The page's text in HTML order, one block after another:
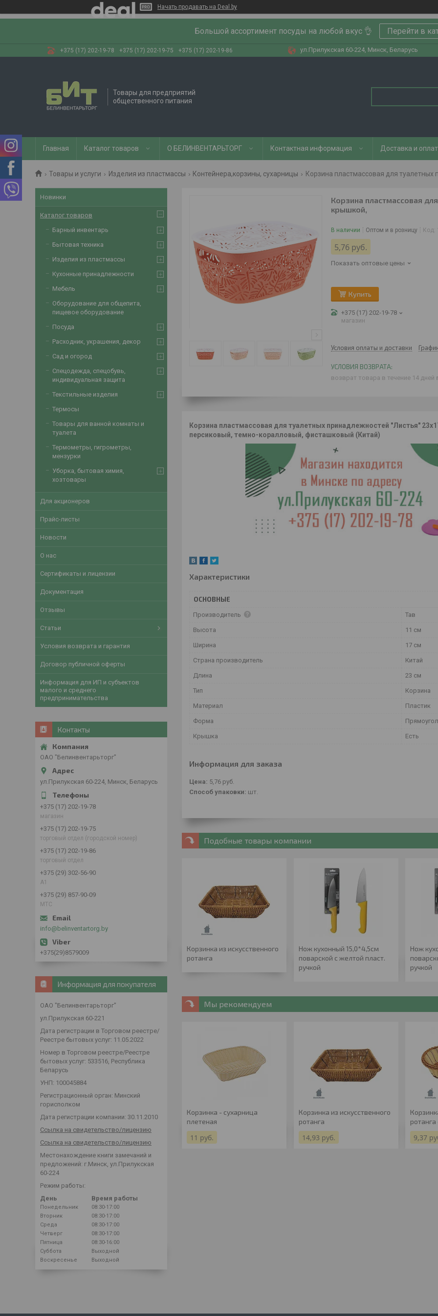
Начать продавать на Deal.by
Большой ассортимент посуды на любой вкус 👌 Перейти в
+375 (17) 202-19-78 +375 (17) 202-19-75 +375 (17) 202-19-86 ул.Прилукская 60-224, Минск, Беларусь
Товары для предприятий
общественного питания
Главная Каталог товаров О БЕЛИНВЕНТАРЬТОРГ Контактная информация Доставка и
Товары и услуги Изделия из пластмассы Контейнера,корзины, сухарницы Корзина пластмассовая для
Корзина пластмассовая
крышкой,
В наличии Оптом и в розницу Код:
5,76 руб.
Показать оптовые цены
Купить
+375 (17) 202-19-78
магазин
Условия оплаты и доставки
возврат товара в течение 14 дней
Корзина пластмассовая для туалетных принадлежностей "Листья"
персиковый, темно-коралловый, фисташковый (Китай)
Характеристики
ОСНОВНЫЕ
Производитель Тав
Высота 11 см
Ширина 17 см
Страна производитель Китай
Длина 23 см
Тип Корзина
Материал Пластик
Форма
Крышка Есть
Информация для заказа
Цена: 5,76 руб.
Способ упаковки: шт.
Подобные товары компании
Корзинка из искусственного
ротанга
Нож кухонный 15,0*4,5см
поварской с желтой пласт.
ручкой
Нож
ручкой
Мы рекомендуем
Корзинка - сухарница
плетеная
11 руб.
Корзинка из искусственного
ротанга
14,93 руб. 9,37
Новинки
Каталог товаров
Барный инвентарь
Бытовая техника
Изделия из пластмассы
Кухонные принадлежности
Мебель
Оборудование для общепита,
пищевое оборудование
Посуда
Расходник, украшения, декор
Сад и огород
Спецодежда, спецобувь,
индивидуальная защита
Текстильные изделия
Термосы
Товары для ванной комнаты и
туалета
Термометры, гигрометры,
мензурки
Уборка, бытовая химия,
хозтовары
Для акционеров
Прайс-листы
Новости
О нас
Сертификаты и лицензии
Документация
Отзывы
Статьи
Условия возврата и гарантия
Договор публичной оферты
Информация для ИП и субъектов
малого и среднего
предпринимательства
Контакты
ОАО "Белинвентарьторг"
ул.Прилукская 60-224, Минск, Беларусь
+375 (17) 202-19-78
магазин
+375 (17) 202-19-75
торговый отдел (городской номер)
+375 (17) 202-19-86
торговый отдел
+375 (29) 302-56-90
А1
+375 (29) 857-90-09
МТС
info@belinventartorg.by
+375(29)8579009
Информация для покупателя
ОАО "Белинвентарьторг"
ул.Прилукская 60-221
Дата регистрации в Торговом реестре/
Реестре бытовых услуг: 11.05.2022
Номер в Торговом реестре/Реестре
бытовых услуг: 533516, Республика
Беларусь
УНП: 100045884
Регистрационный орган: Минский
горисполком
Дата регистрации компании: 30.11.2010
Ссылка на свидетельство/лицензию
Ссылка на свидетельство/лицензию
Местонахождение книги замечаний и
предложений: г.Минск, ул.Прилукская
60-224
Режим работы:
День
Время работы
Понедельник
08:30-17:00
Вторник
08:30-17:00
Среда
08:30-17:00
Четверг
08:30-17:00
Пятница
08:30-16:00
Суббота
Выходной
Воскресенье
Выходной